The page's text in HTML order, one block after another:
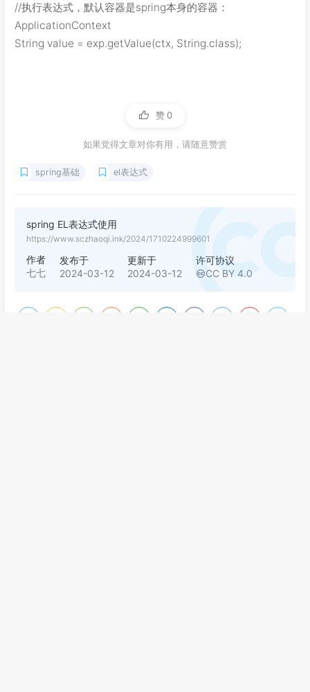
//执行表达式，默认容器是spring本身的容器：
ApplicationContext
String value = exp.getValue(ctx, String.class);
赞 0
如果觉得文章对你有用，请随意赞赏
spring基础 el表达式
spring EL表达式使用
https://www.sczhaoqi.ink/2024/1710224999601
作者
七七
发布于
2024-03-12
更新于
2024-03-12
许可协议
CC BY 4.0